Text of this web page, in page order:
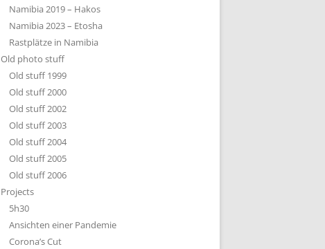
Namibia 2019 – Hakos
Namibia 2023 – Etosha
Rastplätze in Namibia
Old photo stuff
Old stuff 1999
Old stuff 2000
Old stuff 2002
Old stuff 2003
Old stuff 2004
Old stuff 2005
Old stuff 2006
Projects
5h30
Ansichten einer Pandemie
Corona’s Cut